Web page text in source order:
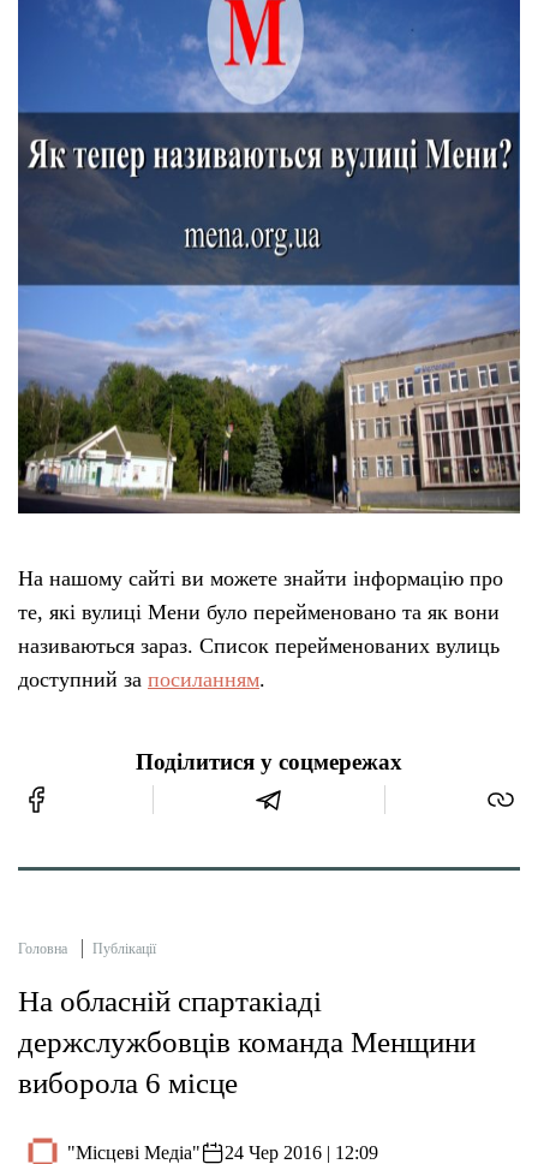
На нашому сайті ви можете знайти інформацію про
те, які вулиці Мени було перейменовано та як вони
називаються зараз. Список перейменованих вулиць
доступний за посиланням.
Поділитися у соцмережах
Головна Публікації
На обласній спартакіаді
держслужбовців команда Менщини
виборола 6 місце
"Місцеві Медіа" 24 Чер 2016 | 12:09